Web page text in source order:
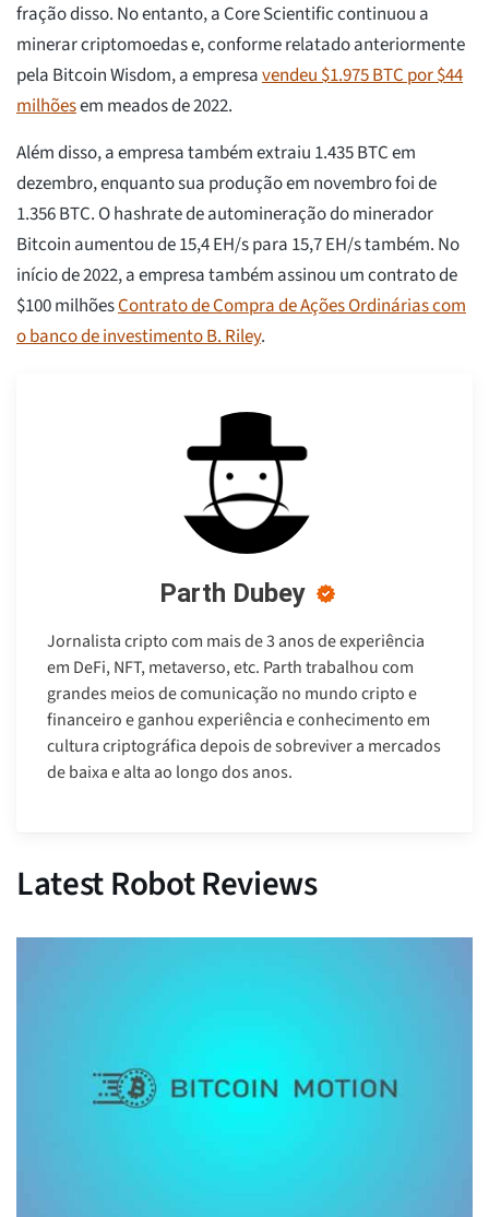
fração disso. No entanto, a Core Scientific continuou a
minerar criptomoedas e, conforme relatado anteriormente
pela Bitcoin Wisdom, a empresavendeu $1.975 BTC por $44
milhõesem meados de 2022.
Além disso, a empresa também extraiu 1.435 BTC em
dezembro, enquanto sua produção em novembro foi de
1.356 BTC. O hashrate de automineração do minerador
Bitcoin aumentou de 15,4 EH/s para 15,7 EH/s também. No
início de 2022, a empresa também assinou um contrato de
$100 milhõesContrato de Compra de Ações Ordinárias com
o banco de investimento B. Riley.
Parth Dubey
Jornalista cripto com mais de 3 anos de experiência
em DeFi, NFT, metaverso, etc. Parth trabalhou com
grandes meios de comunicação no mundo cripto e
financeiro e ganhou experiência e conhecimento em
cultura criptográfica depois de sobreviver a mercados
de baixa e alta ao longo dos anos.
Latest Robot Reviews